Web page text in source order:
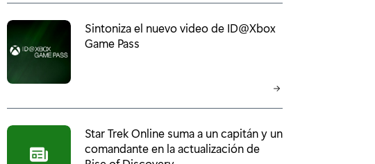
Sintoniza el nuevo video de ID@Xbox
Game Pass
Star Trek Online suma a un capitán y un
comandante en la actualización de